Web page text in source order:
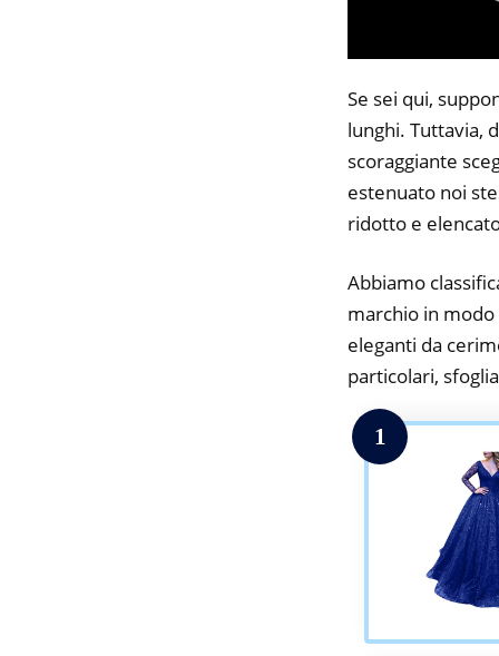
Se sei qui,
lunghi. Tuttavia,
scoraggiante
estenuato noi
ridotto e
Abbiamo
marchio in
eleganti da
particolari,
1